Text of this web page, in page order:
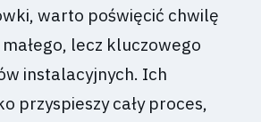
warto poświęcić chwilę
lecz kluczowego
instalacyjnych. Ich
przyspieszy cały proces,